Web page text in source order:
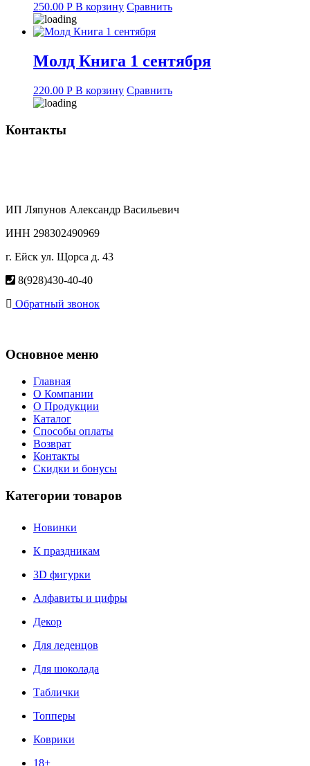
250.00 Р В корзину Сравнить
Молд Книга 1 сентября
220.00 Р В корзину Сравнить
Контакты
ИП Ляпунов Александр Васильевич
ИНН 298302490969
г. Ейск ул. Щорса д. 43
8(928)430-40-40
Обратный звонок
Основное меню
Главная
О Компании
О Продукции
Каталог
Способы оплаты
Возврат
Контакты
Скидки и бонусы
Категории товаров
Новинки
К праздникам
3D фигурки
Алфавиты и цифры
Декор
Для леденцов
Для шоколада
Таблички
Топперы
Коврики
18+